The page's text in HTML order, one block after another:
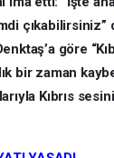
çıkabilirsiniz”
göre
bir zaman
Kıbrıs